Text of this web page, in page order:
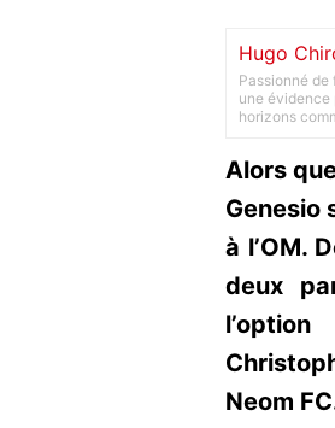
Hugo
Passionné
une évidence
horizons
Alors
Genesio
à l’OM.
deux
Neom